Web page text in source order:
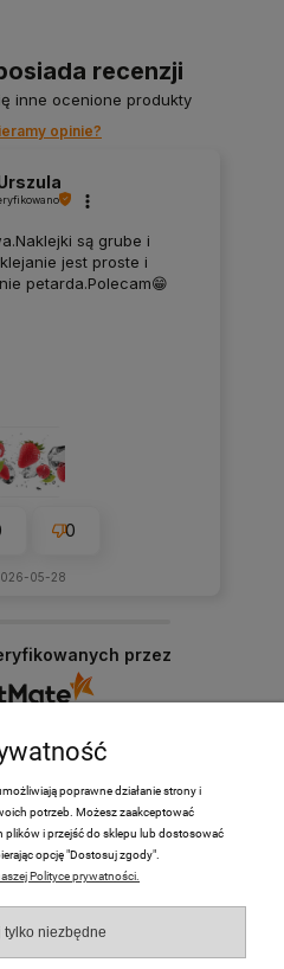
recenzji
inne ocenione produkty
opinie?
są grube i
jest proste i
petarda.Polecam😁
0
05-28
przez
Konto
i dostawa
poprawne działanie strony i
potrzeb. Możesz zaakceptować
plików i przejść do sklepu lub dostosować
opcję "Dostosuj zgody".
Polityce prywatności.
tylko niezbędne